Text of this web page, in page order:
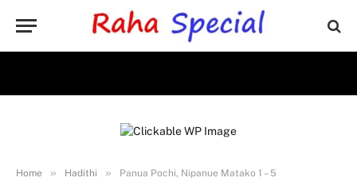
Home » Hadithi » Panua Pochi, Nipanue Matako 1 – 5